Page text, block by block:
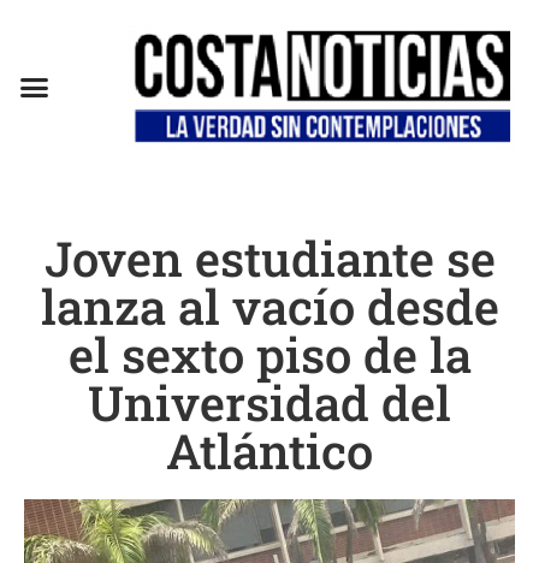
Joven estudiante se
lanza al vacío desde
el sexto piso de la
Universidad del
Atlántico